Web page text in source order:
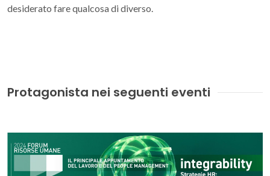
desiderato fare qualcosa di diverso.
Protagonista nei seguenti eventi